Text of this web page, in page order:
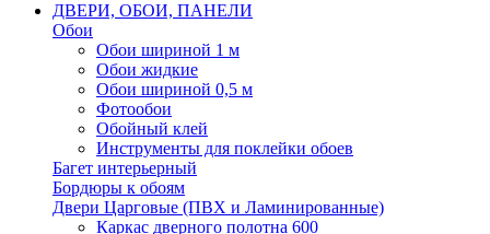
ДВЕРИ, ОБОИ, ПАНЕЛИ
Обои
Обои шириной 1 м
Обои жидкие
Обои шириной 0,5 м
Фотообои
Обойный клей
Инструменты для поклейки обоев
Багет интерьерный
Бордюры к обоям
Двери Царговые (ПВХ и Ламинированные)
Каркас дверного полотна 600